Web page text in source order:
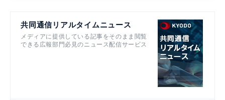
共同通信リアルタイムニュース
メディアに提供している記事をそのまま閲覧
できる広報部門必見のニュース配信サービス